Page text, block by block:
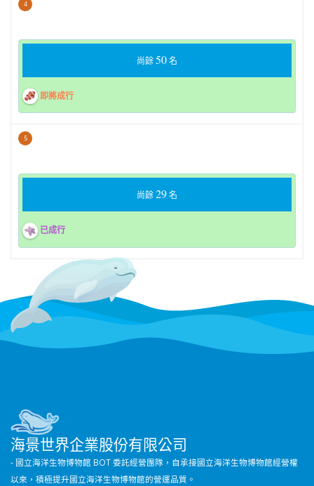
4
尚餘50名
即將成行
5
尚餘29名
已成行
海景世界企業股份有限公司
- 國立海洋生物博物館 BOT 委託經營團隊，自承接國立海洋生物博物館經營權
以來，積極提升國立海洋生物博物館的營運品質。